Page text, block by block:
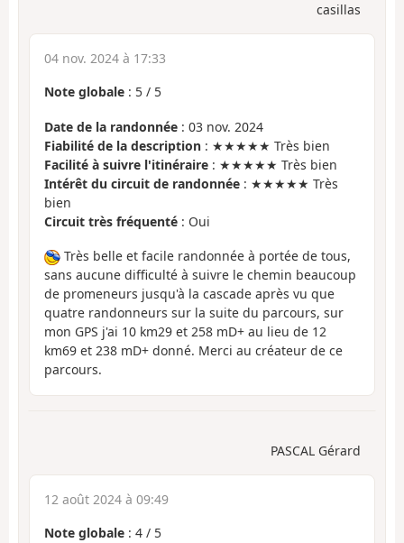
casillas
04 nov. 2024 à 17:33
Note globale : 5 / 5
Date de la randonnée : 03 nov. 2024
Fiabilité de la description : ★★★★★ Très bien
Facilité à suivre l'itinéraire : ★★★★★ Très bien
Intérêt du circuit de randonnée : ★★★★★ Très
bien
Circuit très fréquenté : Oui
Très belle et facile randonnée à portée de tous,
sans aucune difficulté à suivre le chemin beaucoup
de promeneurs jusqu'à la cascade après vu que
quatre randonneurs sur la suite du parcours, sur
mon GPS j'ai 10 km29 et 258 mD+ au lieu de 12
km69 et 238 mD+ donné. Merci au créateur de ce
parcours.
PASCAL Gérard
12 août 2024 à 09:49
Note globale : 4 / 5